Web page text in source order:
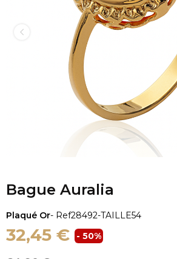
Bague Auralia
Plaqué Or- Ref28492-TAILLE54
32,45 € - 50%